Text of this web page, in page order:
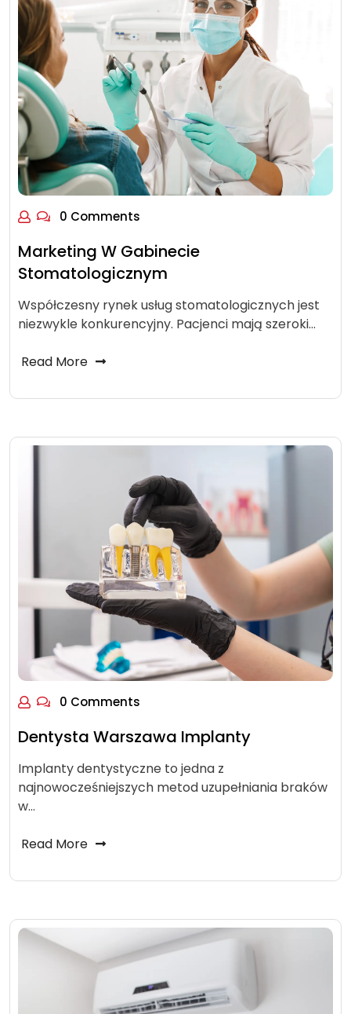
0 Comments
Marketing W Gabinecie
Stomatologicznym
Współczesny rynek usług stomatologicznych jest
niezwykle konkurencyjny. Pacjenci mają szeroki…
Read More
0 Comments
Dentysta Warszawa Implanty
Implanty dentystyczne to jedna z
najnowocześniejszych metod uzupełniania braków
w…
Read More